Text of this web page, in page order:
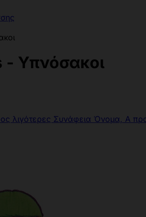
- Υπνόσακοι
λιγότερες Συνάφεια Όνομα, Α